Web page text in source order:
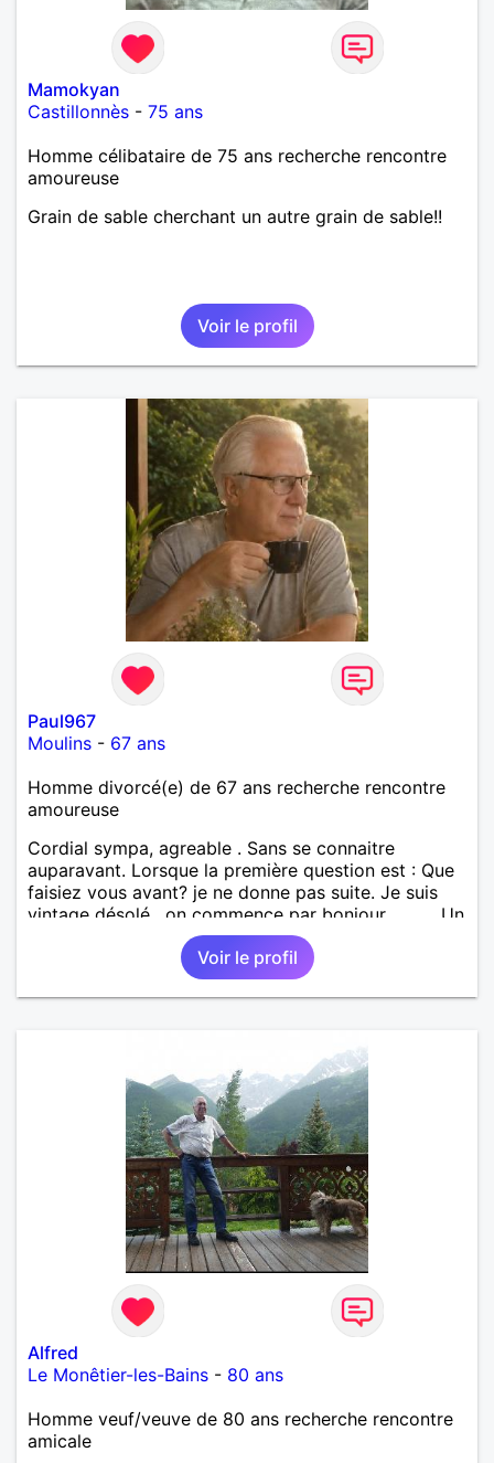
Mamokyan
Castillonnès - 75 ans
Homme célibataire de 75 ans recherche rencontre
amoureuse
Grain de sable cherchant un autre grain de sable!!
Voir le profil
Paul967
Moulins - 67 ans
Homme divorcé(e) de 67 ans recherche rencontre
amoureuse
Cordial sympa, agreable . Sans se connaitre
auparavant. Lorsque la première question est : Que
faisiez vous avant? je ne donne pas suite. Je suis
vintage désolé , on commence par bonjour .......... Un
minimum ...... Je ne suis pas docteur , banquier,
psycholoque , philantrope, mécène.
Voir le profil
Alfred
Le Monêtier-les-Bains - 80 ans
Homme veuf/veuve de 80 ans recherche rencontre
amicale